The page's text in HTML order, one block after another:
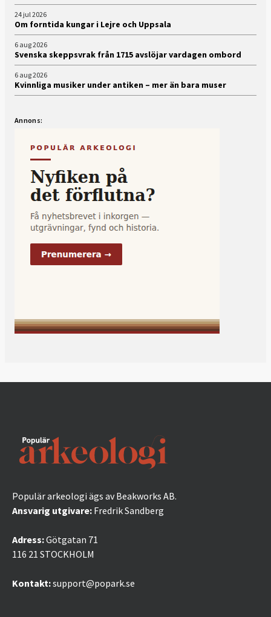
24 jul 2026
Om forntida kungar i Lejre och Uppsala
6 aug 2026
Svenska skeppsvrak från 1715 avslöjar vardagen ombord
6 aug 2026
Kvinnliga musiker under antiken – mer än bara muser
Annons:
Populär arkeologi ägs av Beakworks AB.
Ansvarig utgivare: Fredrik Sandberg
Adress:Götgatan 71
116 21 STOCKHOLM
Kontakt:support@popark.se